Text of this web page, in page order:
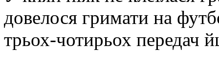
довелося гримати на
трьох-чотирьох передач